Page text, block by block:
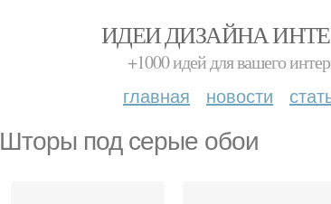
ИДЕИ ДИЗАЙНА
+1000 идей для вашего
главная новости
Шторы под серые обои